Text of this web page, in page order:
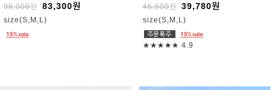
98,000원 83,300원
size(S,M,L)
46,800원 39,780원
size(S,M,L)
★★★★★ 4.9